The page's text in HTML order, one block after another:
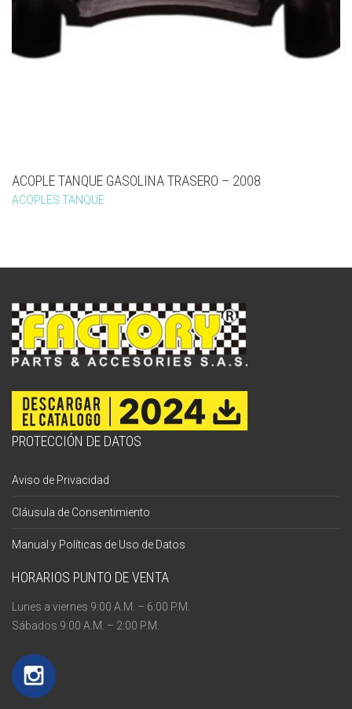
ACOPLE TANQUE GASOLINA TRASERO – 2008
ACOPLES TANQUE
PROTECCIÓN DE DATOS
Aviso de Privacidad
Cláusula de Consentimiento
Manual y Políticas de Uso de Datos
HORARIOS PUNTO DE VENTA
Lunes a viernes 9:00 A.M. – 6:00 P.M.
Sábados 9:00 A.M. – 2:00 P.M.